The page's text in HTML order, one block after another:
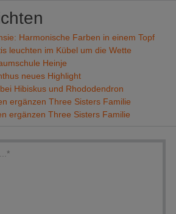
Harmonische Farben in einem Topf
leuchten im Kübel um die Wette
Heinje
neues Highlight
Hibiskus und Rhododendron
ergänzen Three Sisters Familie
ergänzen Three Sisters Familie